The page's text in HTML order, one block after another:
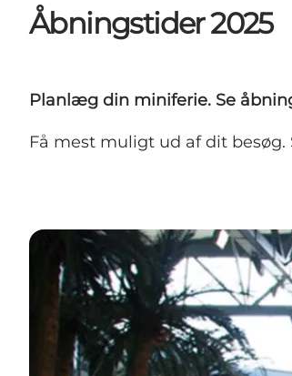
Det sker
Overnatning
Køb
Åbningstider 2025
Planlæg din miniferie. Se
Få mest muligt ud af dit